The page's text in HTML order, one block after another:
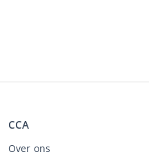
CCA
Over ons